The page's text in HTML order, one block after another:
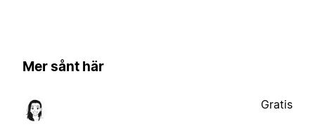
Mer sånt här
Gratis